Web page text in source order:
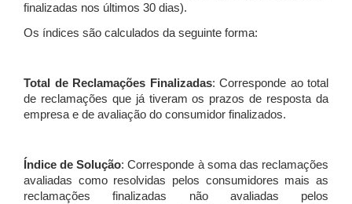
finalizadas nos últimos 30 dias).
Os índices são calculados da seguinte forma:
Total de Reclamações Finalizadas: Corresponde ao total
de reclamações que já tiveram os prazos de resposta da
empresa e de avaliação do consumidor finalizados.
Índice de Solução: Corresponde à soma das reclamações
avaliadas como resolvidas pelos consumidores mais as
reclamações finalizadas não avaliadas pelos